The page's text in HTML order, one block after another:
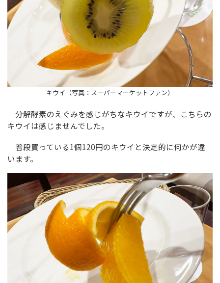
キウイ（写真：スーパーマーケットファン）
分解酵素のえぐみを感じがちなキウイですが、こちらの
キウイは感じませんでした。
普段買っている1個120円のキウイと決定的に何かが違
います。